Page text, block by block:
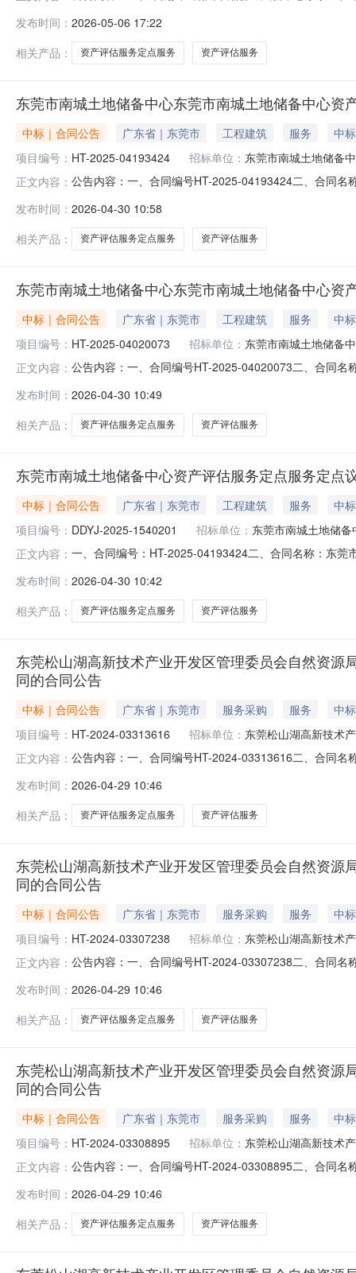
发布时间：2026-05-0616:23:29
发布时间： 2026-05-06 17:22
相关产品：
资产评估服务定点服务 资产评估服务
东莞市南城土地储备中心东莞市南城土地储备中心
中标｜合同公告 广东省｜东莞市 工程建筑 服务
中
项目编号： HT-2025-04193424 招标单位： 东莞市南城土地储备
正文内容： 公告内容：一、合同编号HT-2025-04193424二、合同
供应商(乙方)：广东金尺资产土地房地产评估咨询有限
发布时间： 2026-04-30 10:58
相关产品：
资产评估服务定点服务 资产评估服务
东莞市南城土地储备中心东莞市南城土地储备中心
中标｜合同公告 广东省｜东莞市 工程建筑 服务
中
项目编号： HT-2025-04020073 招标单位： 东莞市南城土地储备
正文内容： 公告内容：一、合同编号HT-2025-04020073二、合同
供应商(乙方)：广东均安土地房地产资产评估有限公司
发布时间： 2026-04-30 10:49
相关产品：
资产评估服务定点服务 资产评估服务
东莞市南城土地储备中心资产评估服务定点服务定点
中标｜合同公告 广东省｜东莞市 工程建筑 服务
中
项目编号： DDYJ-2025-1540201 招标单位： 东莞市南城土地储备
正文内容： 一、合同编号：HT-2025-04193424二、合同名称：东
供应商（乙方）：广东金尺资产土地房地产评估咨询有
发布时间： 2026-04-30 10:42
相关产品：
资产评估服务定点服务 资产评估服务
东莞松山湖高新技术产业开发区管理委员会自然资
同的合同公告
中标｜合同公告 广东省｜东莞市 服务采购 服务
中
项目编号： HT-2024-03313616 招标单位： 东莞松山湖高新技术
正文内容： 公告内容：一、合同编号HT-2024-03313616二、合同名
自然资源局地址：广东省-东莞市-市本级松山湖创新科技
200号
发布时间： 2026-04-29 10:46
相关产品：
资产评估服务定点服务 资产评估服务
东莞松山湖高新技术产业开发区管理委员会自然资
同的合同公告
中标｜合同公告 广东省｜东莞市 服务采购 服务
中
项目编号： HT-2024-03307238 招标单位： 东莞松山湖高新技术
正文内容： 公告内容：一、合同编号HT-2024-03307238二、合同名
自然资源局地址：广东省-东莞市-市本级松山湖创新科
发布时间： 2026-04-29 10:46
相关产品：
资产评估服务定点服务 资产评估服务
东莞松山湖高新技术产业开发区管理委员会自然资
同的合同公告
中标｜合同公告 广东省｜东莞市 服务采购 服务
中
项目编号： HT-2024-03308895 招标单位： 东莞松山湖高新技术
正文内容： 公告内容：一、合同编号HT-2024-03308895二、合同名
自然资源局地址：广东省-东莞市-市本级松山湖创新科
发布时间： 2026-04-29 10:46
相关产品：
资产评估服务定点服务 资产评估服务